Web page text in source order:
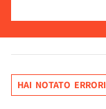
HAI NOTATO